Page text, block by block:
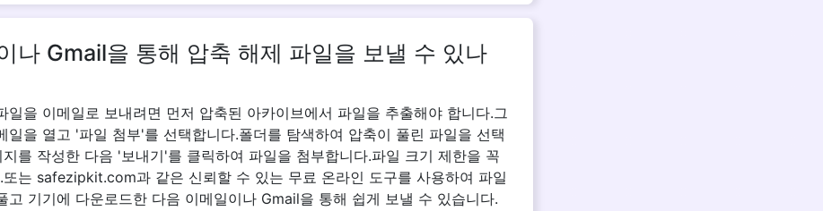
나 Gmail을 통해 압축 해제 파일을 보낼 수 있나
일을 이메일로 보내려면 먼저 압축된 아카이브에서 파일을 추출해야 합니다.그
일을 열고 '파일 첨부'를 선택합니다.폴더를 탐색하여 압축이 풀린 파일을 선택
지를 작성한 다음 '보내기'를 클릭하여 파일을 첨부합니다.파일 크기 제한을 꼭
또는 safezipkit.com과 같은 신뢰할 수 있는 무료 온라인 도구를 사용하여 파일
고 기기에 다운로드한 다음 이메일이나 Gmail을 통해 쉽게 보낼 수 있습니다.